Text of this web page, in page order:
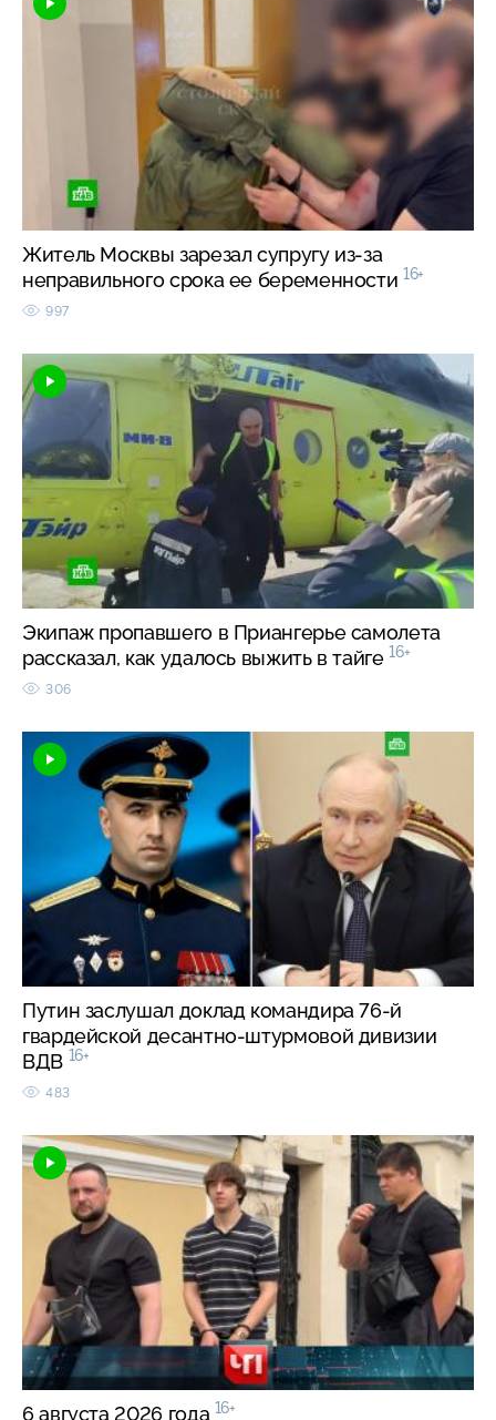
Житель Москвы зарезал супругу из-за
неправильного срока ее беременности 16+
997
Экипаж пропавшего в Приангерье самолета
рассказал, как удалось выжить в тайге 16+
306
Путин заслушал доклад командира 76-й
гвардейской десантно-штурмовой дивизии
ВДВ 16+
483
6 августа 2026 года 16+